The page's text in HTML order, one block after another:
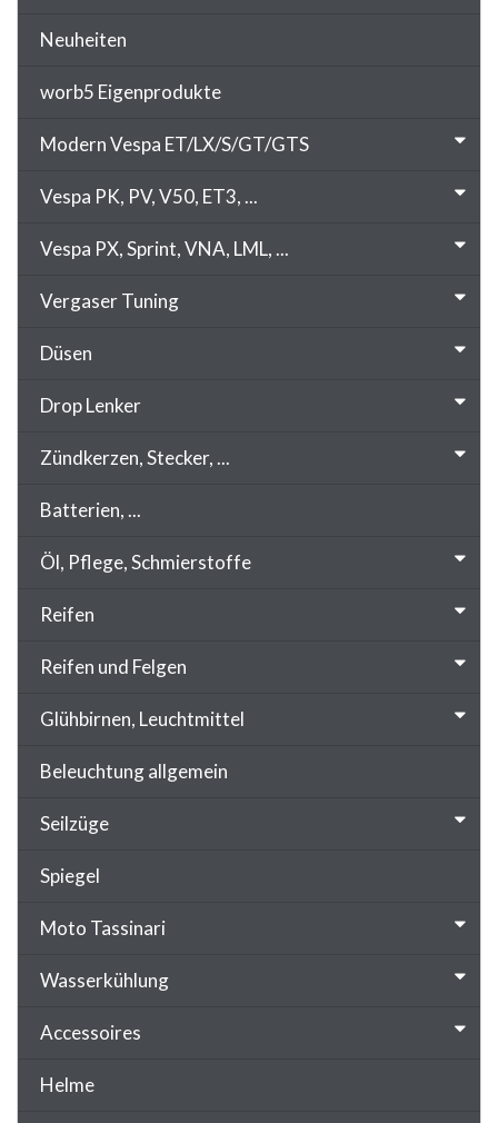
Neuheiten
worb5 Eigenprodukte
Modern Vespa ET/LX/S/GT/GTS
Vespa PK, PV, V50, ET3, ...
Vespa PX, Sprint, VNA, LML, ...
Vergaser Tuning
Düsen
Drop Lenker
Zündkerzen, Stecker, ...
Batterien, ...
Öl, Pflege, Schmierstoffe
Reifen
Reifen und Felgen
Glühbirnen, Leuchtmittel
Beleuchtung allgemein
Seilzüge
Spiegel
Moto Tassinari
Wasserkühlung
Accessoires
Helme